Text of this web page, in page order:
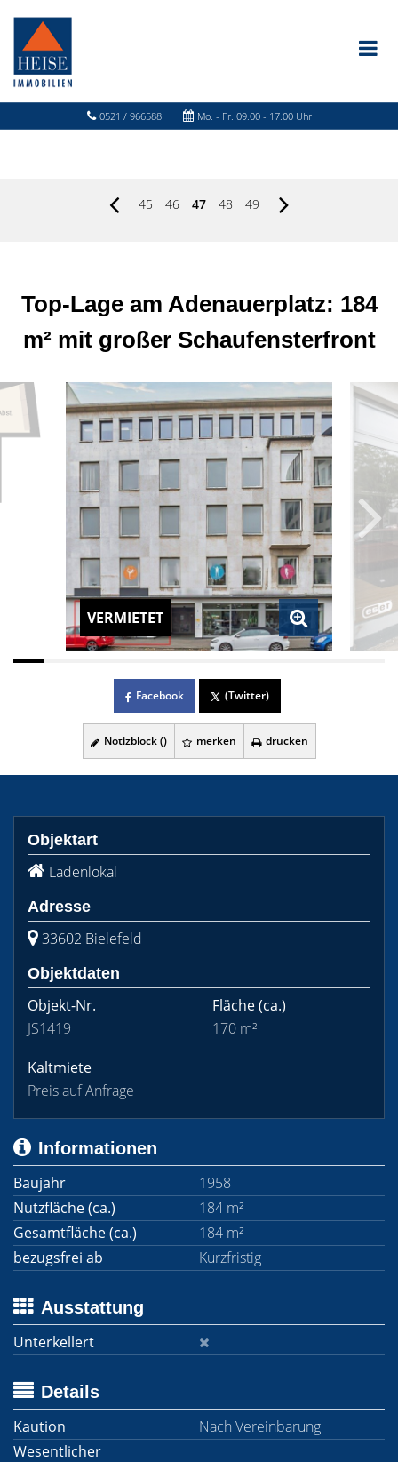
0521 / 966588 Mo. - Fr. 09.00 - 17.00 Uhr
45 46 47 48 49
Top-Lage am Adenauerplatz: 184
m² mit großer Schaufensterfront
VERMIETET
Facebook (Twitter)
Notizblock () merken drucken
Objektart
Ladenlokal
Adresse
33602 Bielefeld
Objektdaten
Objekt-Nr.
JS1419
Fläche(ca.)
170 m²
Kaltmiete
Preis auf Anfrage
Informationen
Baujahr
1958
Nutzfläche (ca.)
184 m²
Gesamtfläche (ca.)
184 m²
bezugsfrei ab
Kurzfristig
Ausstattung
Unterkellert
Details
Kaution
Nach Vereinbarung
Wesentlicher